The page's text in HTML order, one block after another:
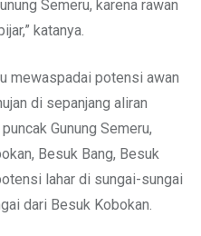
Semeru, karena rawan
katanya.
mewaspadai potensi awan
di sepanjang aliran
Gunung Semeru,
Besuk Bang, Besuk
lahar di sungai-sungai
dari Besuk Kobokan.